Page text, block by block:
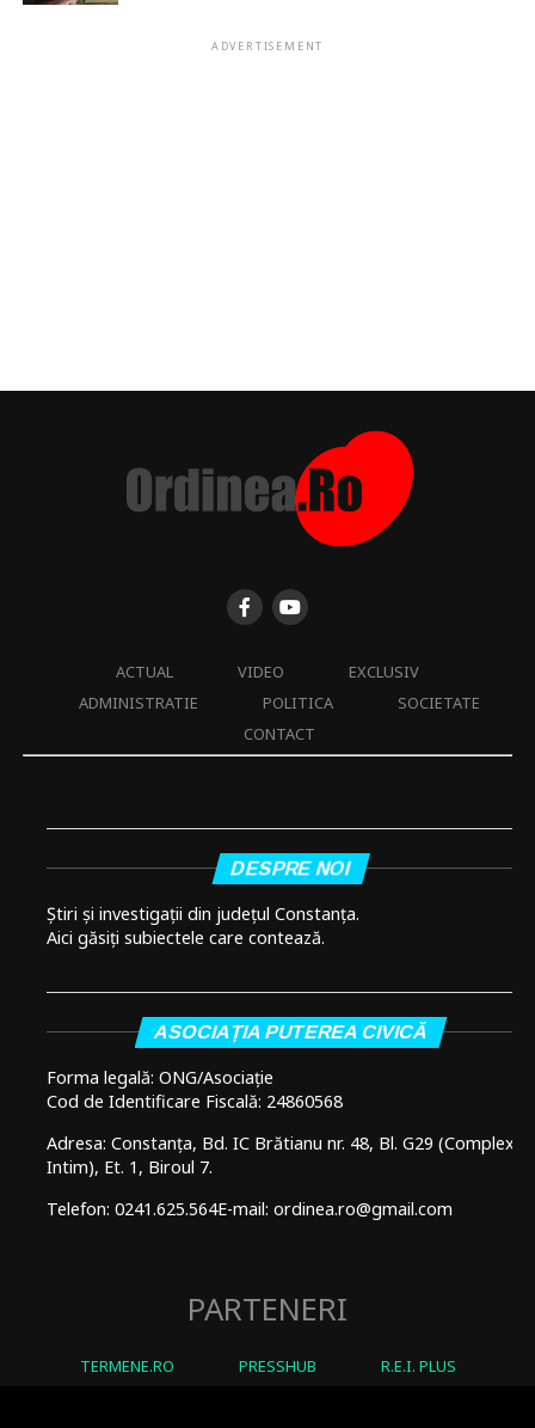
ADVERTISEMENT
ACTUAL VIDEO
EXCLUSIV
ADMINISTRATIE
POLITICA
SOCIETATE
CONTACT
DESPRE NOI
Știri și investigații din județul Constanța.
Aici găsiți subiectele care contează.
ASOCIAȚIA PUTEREA CIVICĂ
Forma legală: ONG/Asociație
Cod de Identificare Fiscală: 24860568
Adresa: Constanța, Bd. IC Brătianu nr. 48, Bl. G29 (Complex
Intim), Et. 1, Biroul 7.
Telefon: 0241.625.564E-mail: ordinea.ro@gmail.com
PARTENERI
TERMENE.RO PRESSHUB R.E.I. PLUS